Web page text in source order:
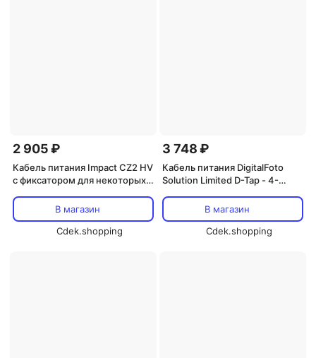
2 905 ₽
Кабель питания Impact CZ2 HV
с фиксатором для некоторых
В магазин
Cdek.shopping
3 748 ₽
Кабель питания DigitalFoto
Solution Limited D-Tap - 4-
"мама" (4,3 м)В магазин
Cdek.shopping